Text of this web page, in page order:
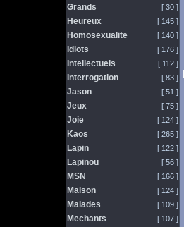
Grands [ 30 ]
Heureux [ 145 ]
Homosexualite [ 140 ]
Idiots [ 176 ]
Intellectuels [ 112 ]
Interrogation [ 83 ]
Jason [ 51 ]
Jeux [ 75 ]
Joie [ 124 ]
Kaos [ 265 ]
Lapin [ 122 ]
Lapinou [ 56 ]
MSN [ 166 ]
Maison [ 124 ]
Malades [ 109 ]
Mechants [ 107 ]